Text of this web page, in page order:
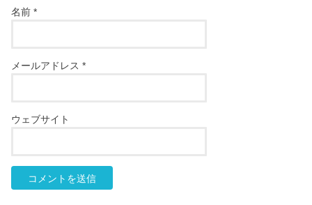
名前*
メールアドレス*
ウェブサイト